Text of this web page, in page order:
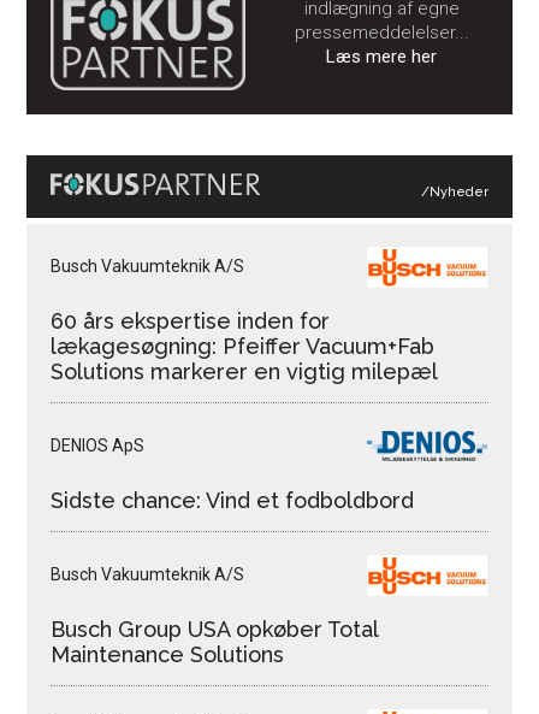
indlægning af egne
pressemeddelelser...
Læs mere her
/Nyheder
Busch Vakuumteknik A/S
60 års ekspertise inden for
lækagesøgning: Pfeiffer Vacuum+Fab
Solutions markerer en vigtig milepæl
DENIOS ApS
Sidste chance: Vind et fodboldbord
Busch Vakuumteknik A/S
Busch Group USA opkøber Total
Maintenance Solutions